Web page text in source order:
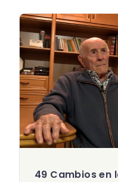
49 Cambios en